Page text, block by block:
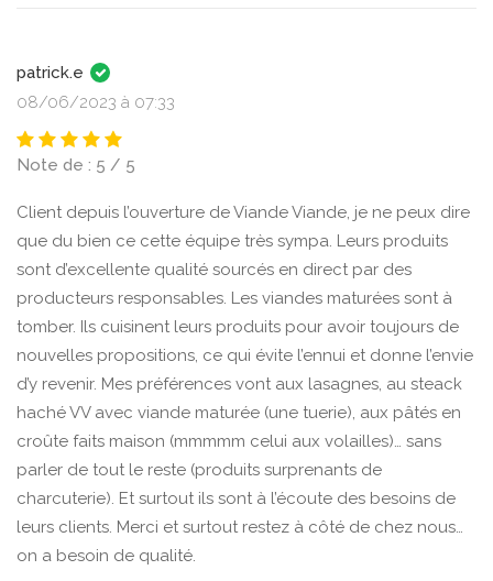
patrick.e
08/06/2023 à 07:33
Note de : 5 / 5
Client depuis l’ouverture de Viande Viande, je ne peux dire
que du bien ce cette équipe très sympa. Leurs produits
sont d’excellente qualité sourcés en direct par des
producteurs responsables. Les viandes maturées sont à
tomber. Ils cuisinent leurs produits pour avoir toujours de
nouvelles propositions, ce qui évite l’ennui et donne l’envie
d’y revenir. Mes préférences vont aux lasagnes, au steack
haché VV avec viande maturée (une tuerie), aux pâtés en
croûte faits maison (mmmmm celui aux volailles)… sans
parler de tout le reste (produits surprenants de
charcuterie). Et surtout ils sont à l’écoute des besoins de
leurs clients. Merci et surtout restez à côté de chez nous…
on a besoin de qualité.